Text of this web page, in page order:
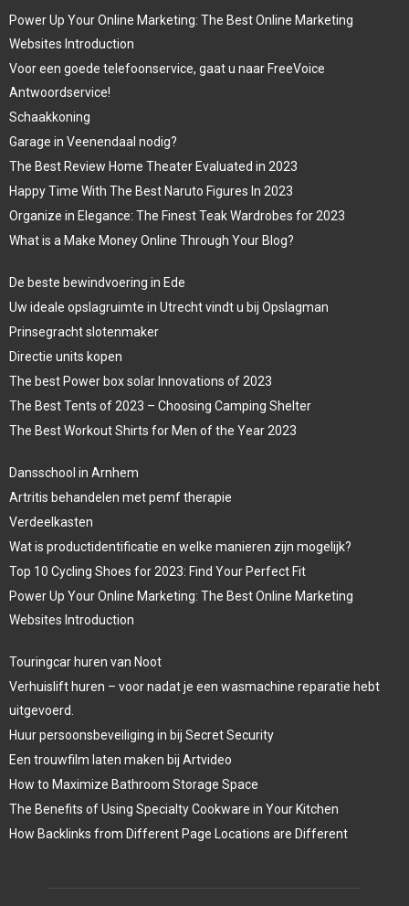
Power Up Your Online Marketing: The Best Online Marketing
Websites Introduction
Voor een goede telefoonservice, gaat u naar FreeVoice
Antwoordservice!
Schaakkoning
Garage in Veenendaal nodig?
The Best Review Home Theater Evaluated in 2023
Happy Time With The Best Naruto Figures In 2023
Organize in Elegance: The Finest Teak Wardrobes for 2023
What is a Make Money Online Through Your Blog?
De beste bewindvoering in Ede
Uw ideale opslagruimte in Utrecht vindt u bij Opslagman
Prinsegracht slotenmaker
Directie units kopen
The best Power box solar Innovations of 2023
The Best Tents of 2023 – Choosing Camping Shelter
The Best Workout Shirts for Men of the Year 2023
Dansschool in Arnhem
Artritis behandelen met pemf therapie
Verdeelkasten
Wat is productidentificatie en welke manieren zijn mogelijk?
Top 10 Cycling Shoes for 2023: Find Your Perfect Fit
Power Up Your Online Marketing: The Best Online Marketing
Websites Introduction
Touringcar huren van Noot
Verhuislift huren – voor nadat je een wasmachine reparatie hebt
uitgevoerd.
Huur persoonsbeveiliging in bij Secret Security
Een trouwfilm laten maken bij Artvideo
How to Maximize Bathroom Storage Space
The Benefits of Using Specialty Cookware in Your Kitchen
How Backlinks from Different Page Locations are Different